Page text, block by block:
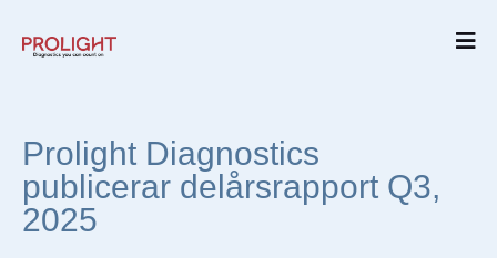
Prolight Diagnostics
publicerar delårsrapport Q3,
2025